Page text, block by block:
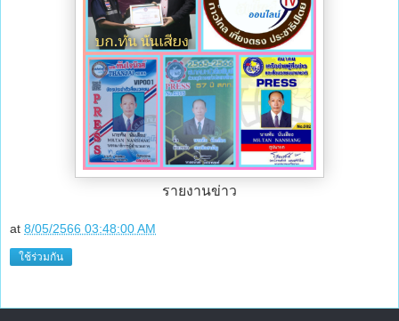
รายงานข่าว
at 8/05/2566 03:48:00 AM
ใช้ร่วมกัน